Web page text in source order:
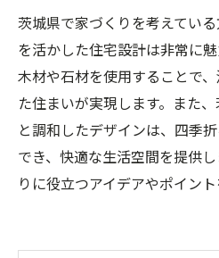
茨城県で家づくりを考えてい
を活かした住宅設計は非常に
木材や石材を使用することで
た住まいが実現します。また
と調和したデザインは、四季
でき、快適な生活空間を提供
りに役立つアイデアやポイント